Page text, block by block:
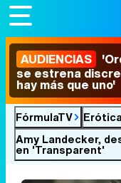
AUDIENCIAS
se estrena
hay más que uno'
FórmulaTV
Amy Landecker,
en 'Transparent'